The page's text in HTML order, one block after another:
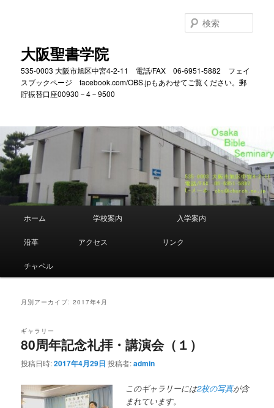
動
大阪聖書学院
535-0003 大阪市旭区中宮4-2-11 電話/FAX 06-6951-5882 フェイ
スブックページ facebook.com/OBS.jpもあわせてご覧ください。郵
貯振替口座00930－4－9500
索
ュ
ホーム 学校案内 入学案内
沿革 アクセス リンク
チャペル
月別アーカイブ:2017年4月
80周年記念礼拝・講演会（１）
ギャラリー
投稿日時:2017年4月29日 投稿者:admin
このギャラリーには2枚の写真が含
まれています。